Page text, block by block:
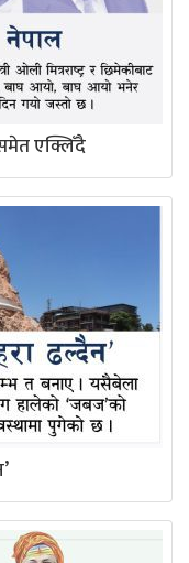
समेत एक्लिँदै